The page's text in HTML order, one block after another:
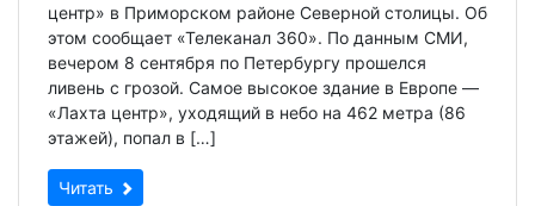
центр» в Приморском районе Северной столицы. Об
этом сообщает «Телеканал 360». По данным СМИ,
вечером 8 сентября по Петербургу прошелся
ливень с грозой. Самое высокое здание в Европе —
«Лахта центр», уходящий в небо на 462 метра (86
этажей), попал в […]
Читать